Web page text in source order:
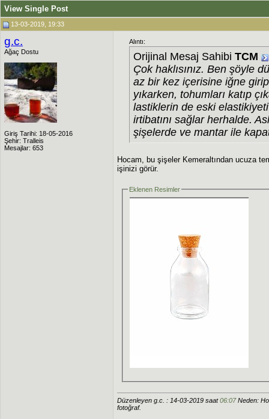
View Single Post
13-03-2019, 19:33
g.c.
Ağaç Dostu
Giriş Tarihi: 18-05-2016
Şehir: Tralleis
Mesajlar: 653
Alıntı:
Orijinal Mesaj Sahibi TCM
Çok haklısınız. Ben şöyle
az bir kez içerisine iğne girip
yıkarken, tohumları katıp
lastiklerin de eski
irtibatını sağlar herhalde.
şişelerde ve mantar ile
Hocam, bu şişeler Kemeraltından ucuza
işinizi görür.
Eklenen Resimler
Düzenleyen g.c. : 14-03-2019 saat06:07Neden:
fotoğraf.